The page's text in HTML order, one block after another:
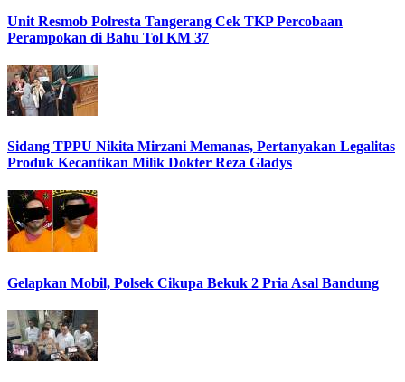
Unit Resmob Polresta Tangerang Cek TKP Percobaan
Perampokan di Bahu Tol KM 37
Sidang TPPU Nikita Mirzani Memanas, Pertanyakan Legalitas
Produk Kecantikan Milik Dokter Reza Gladys
Gelapkan Mobil, Polsek Cikupa Bekuk 2 Pria Asal Bandung